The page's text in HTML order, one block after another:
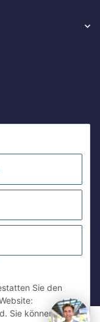
0
Uhr
Group
Sie den
Sie können die